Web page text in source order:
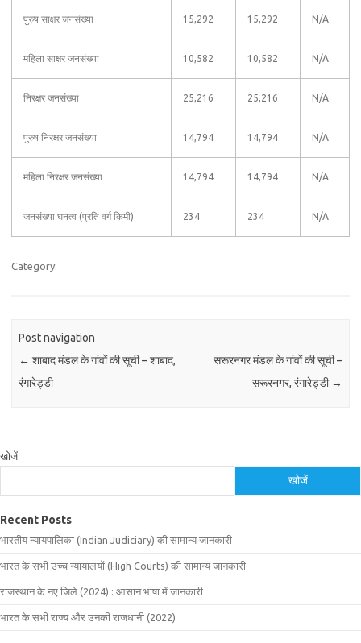
पुरुष साक्षर जनसंख्या 15,292 15,292 N/A
महिला साक्षर जनसंख्या 10,582 10,582 N/A
निरक्षर जनसंख्या 25,216 25,216 N/A
पुरुष निरक्षर जनसंख्या 14,794 14,794 N/A
महिला निरक्षर जनसंख्या 14,794 14,794 N/A
जनसंख्या घनत्व (प्रति वर्ग किमी) 234 234 N/A
Category:
Post navigation
← शाबाद मंडल के गांवों की सूची – शाबाद,
रंगारेड्डी
सरूरनगर मंडल के गांवों की सूची –
सरूरनगर, रंगारेड्डी →
खोजें
खोजें
Recent Posts
भारतीय न्यायपालिका (Indian Judiciary) की सामान्य जानकारी
भारत के सभी उच्च न्यायालयों (High Courts) की सामान्य जानकारी
राजस्थान के नए जिले (2024) : आसान भाषा में जानकारी
भारत के सभी राज्य और उनकी राजधानी (2022)